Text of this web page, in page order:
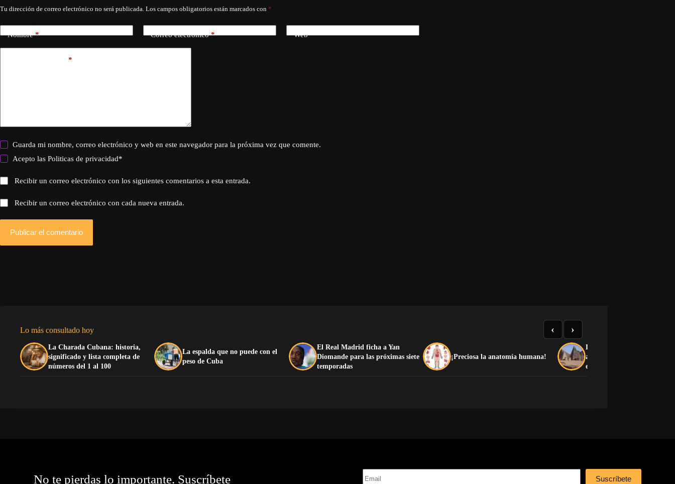
Tu dirección de correo electrónico no será publicada. Los campos obligatorios están marcados con *
Nombre* Correo electrónico* Web
*
Guarda mi nombre, correo electrónico y web en este navegador para la próxima vez que comente.
Acepto lasPoliticas de privacidad*
Recibir un correo electrónico con los siguientes comentarios a esta entrada.
Recibir un correo electrónico con cada nueva entrada.
Publicar el comentario
Lo más consultado hoy
La Charada Cubana: historia,
significado y lista completa de
números del 1 al 100
La espalda que no puede con el
peso de Cuba
El Real Madrid ficha a Yan
Diomande para las próximas siete
temporadas
¡Preciosa la anatomía humana!
La guerra y la arena
amenazan las pirámides de
en Sudán
‹ ›
No te pierdas lo importante. Suscríbete Suscríbete